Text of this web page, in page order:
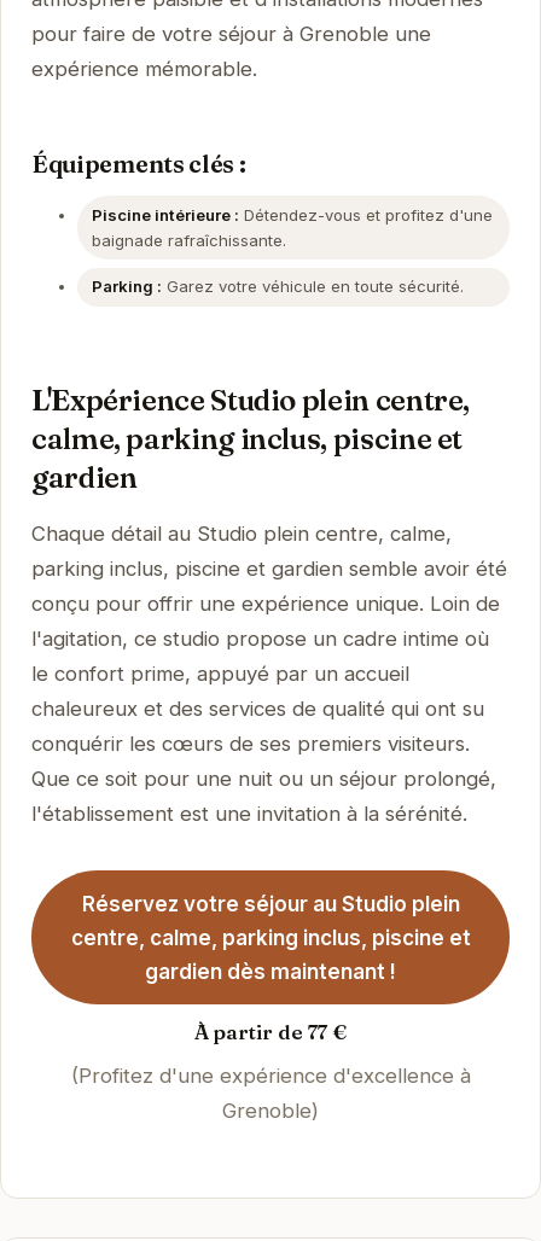
pour faire de votre séjour à Grenoble une
expérience mémorable.
Équipements clés :
Piscine intérieure : Détendez-vous et profitez d'une
baignade rafraîchissante.
Parking : Garez votre véhicule en toute sécurité.
L'Expérience Studio plein centre,
calme, parking inclus, piscine et
gardien
Chaque détail au Studio plein centre, calme,
parking inclus, piscine et gardien semble avoir été
conçu pour offrir une expérience unique. Loin de
l'agitation, ce studio propose un cadre intime où
le confort prime, appuyé par un accueil
chaleureux et des services de qualité qui ont su
conquérir les cœurs de ses premiers visiteurs.
Que ce soit pour une nuit ou un séjour prolongé,
l'établissement est une invitation à la sérénité.
Réservez votre séjour au Studio plein
centre, calme, parking inclus, piscine et
gardien dès maintenant !
À partir de 77 €
(Profitez d'une expérience d'excellence à
Grenoble)